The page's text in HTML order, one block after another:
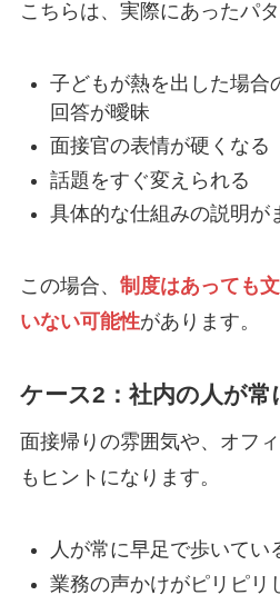
こちらは、実際にあったパタ
子どもが熱を出した場合
回答が曖昧
面接官の表情が硬くなる
話題をすぐ変えられる
具体的な仕組みの説明が
この場合、 制度はあっても
いない可能性があります。
ケース2：社内の人が常
面接帰りの雰囲気や、オフ
もヒントになります。
人が常に早足で歩いてい
業務の声かけがピリピリ